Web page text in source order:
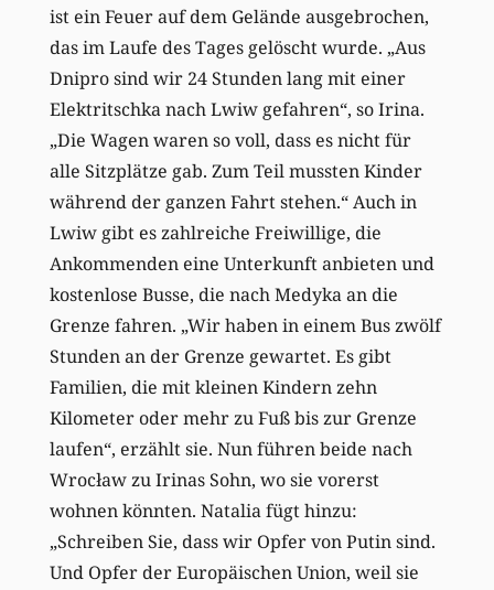
ist ein Feuer auf dem Gelände ausgebrochen,
das im Laufe des Tages gelöscht wurde. „Aus
Dnipro sind wir 24 Stunden lang mit einer
Elektritschka nach Lwiw gefahren“, so Irina.
„Die Wagen waren so voll, dass es nicht für
alle Sitzplätze gab. Zum Teil mussten Kinder
während der ganzen Fahrt ­stehen.“ Auch in
Lwiw gibt es zahlreiche Freiwillige, die
Ankommenden eine Unterkunft anbieten und
kostenlose Busse, die nach Medyka an die
Grenze fahren. „Wir haben in einem Bus zwölf
Stunden an der Grenze gewartet. Es gibt
Familien, die mit kleinen Kindern zehn
Kilometer oder mehr zu Fuß bis zur Grenze
laufen“, erzählt sie. Nun führen beide nach
Wrocław zu Irinas Sohn, wo sie vorerst
wohnen könnten. Natalia fügt hinzu:
„Schreiben Sie, dass wir Opfer von Putin sind.
Und Opfer der Europäischen Union, weil sie